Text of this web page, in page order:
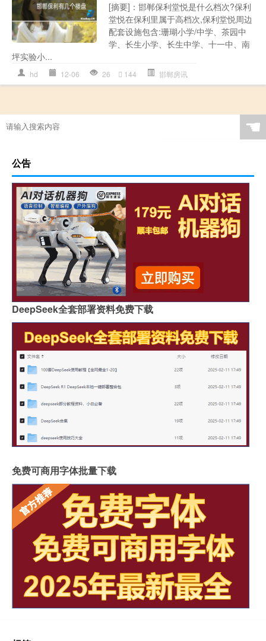
[摘要]：邯郸保利堂悦是什么档次?保利
堂悦在保利里属于高档次,保利堂悦周边
配套设施包含:珊瑚小学/中学、茶园中
学、长生小学、长生中学、十一中、南
坪实验小...
hd 12-06 26 144 邯郸房讯
☚
公告
DeepSeek全套部署资料免费下载
免费可商用字体批量下载